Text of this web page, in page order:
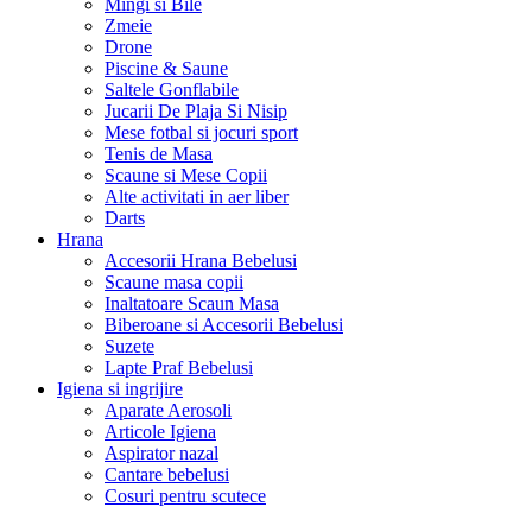
Mingi si Bile
Zmeie
Drone
Piscine & Saune
Saltele Gonflabile
Jucarii De Plaja Si Nisip
Mese fotbal si jocuri sport
Tenis de Masa
Scaune si Mese Copii
Alte activitati in aer liber
Darts
Hrana
Accesorii Hrana Bebelusi
Scaune masa copii
Inaltatoare Scaun Masa
Biberoane si Accesorii Bebelusi
Suzete
Lapte Praf Bebelusi
Igiena si ingrijire
Aparate Aerosoli
Articole Igiena
Aspirator nazal
Cantare bebelusi
Cosuri pentru scutece